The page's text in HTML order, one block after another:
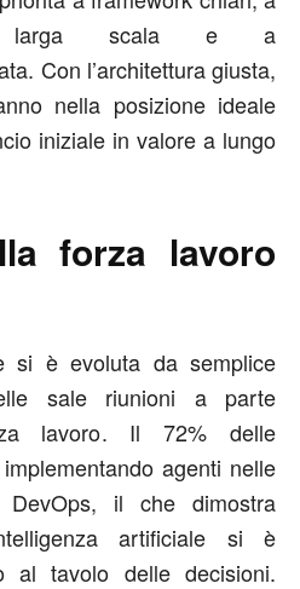
larga scala e a
Con l’architettura giusta,
nella posizione ideale
iniziale in valore a lungo
forza lavoro
si è evoluta da semplice
sale riunioni a parte
lavoro. Il 72% delle
agenti nelle
il che dimostra
artificiale si è
al tavolo delle decisioni.